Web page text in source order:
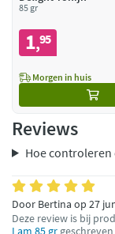
85 gr
1,95
Morgen in huis
Reviews
Hoe controleren
Door Bertina op 27
Deze review is bij